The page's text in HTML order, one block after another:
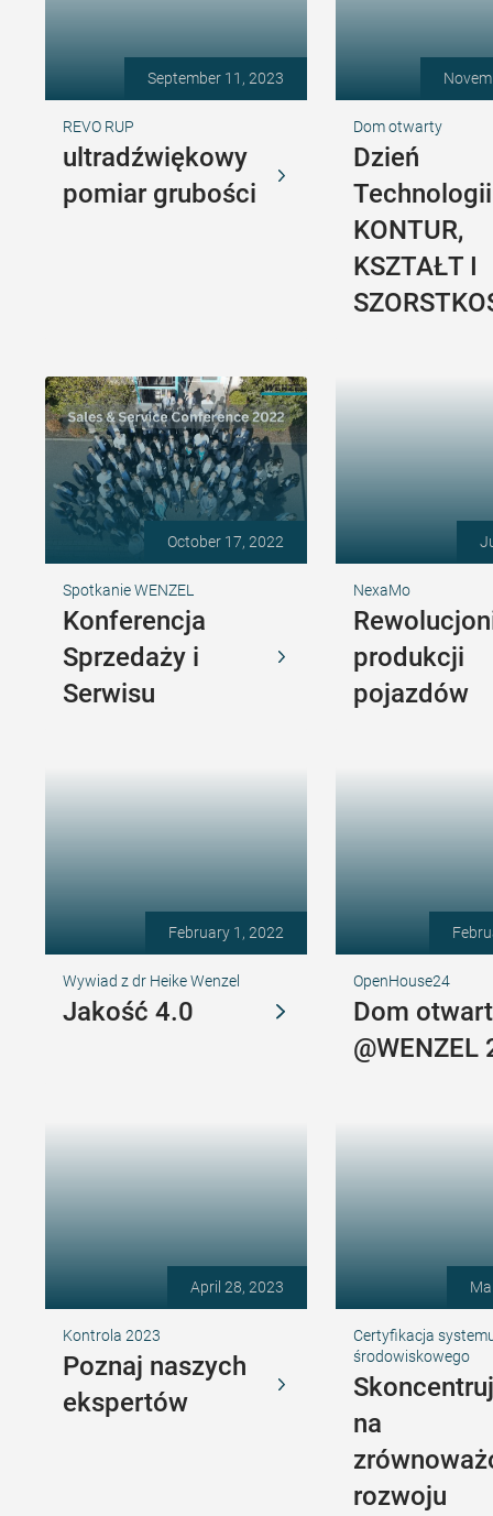
September 11, 2023
REVO RUP
ultradźwiękowy
pomiar grubości
Dom otwarty
Dzień
KONTUR,
KSZTAŁT I
October 17, 2022
Spotkanie WENZEL
Konferencja
Sprzedaży i
Serwisu
NexaMo
produkcji
pojazdów
February 1, 2022
Wywiad z dr Heike Wenzel
Jakość 4.0
OpenHouse24
Dom
@WENZEL
April 28, 2023
Kontrola 2023
Poznaj naszych
ekspertów
Certyfikacja
środowiskowego
na
rozwoju